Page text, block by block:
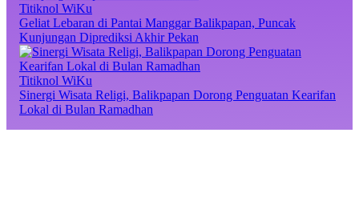
Titiknol WiKu
Geliat Lebaran di Pantai Manggar Balikpapan, Puncak
Kunjungan Diprediksi Akhir Pekan
Titiknol WiKu
Sinergi Wisata Religi, Balikpapan Dorong Penguatan Kearifan
Lokal di Bulan Ramadhan